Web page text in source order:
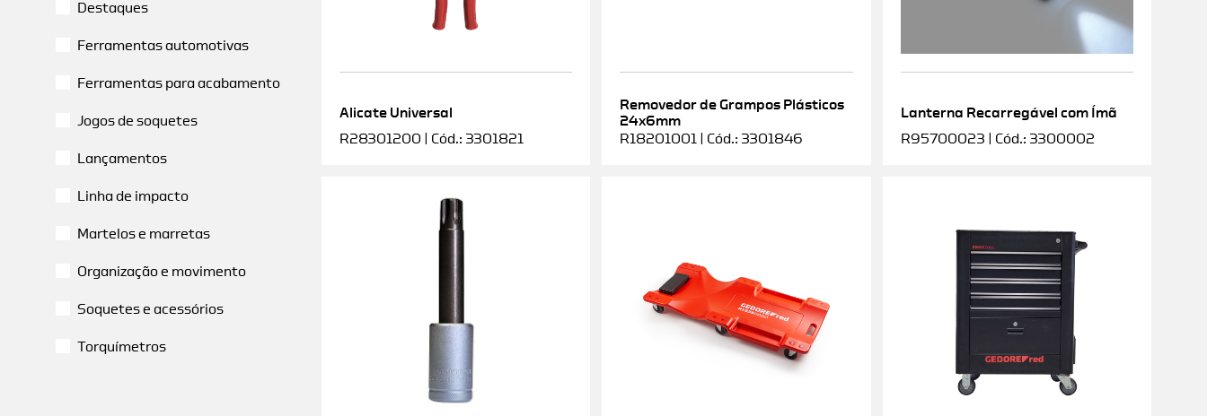
Destaques
Ferramentas automotivas
Ferramentas para acabamento
Jogos de soquetes
Lançamentos
Linha de impacto
Martelos e marretas
Organização e movimento
Soquetes e acessórios
Torquímetros
Alicate Universal
R28301200 | Cód.: 3301821
Removedor de Grampos Plásticos
24x6mm
R18201001 | Cód.: 3301846
Lanterna Recarregável com Ímã
R95700023 | Cód.: 3300002